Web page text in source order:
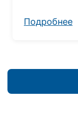
Подробнее